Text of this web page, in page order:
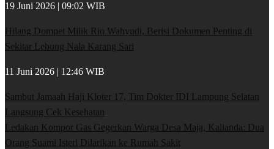
19 Juni 2026 | 09:02 WIB
Hilang Dompet Milik Rio Wahyudi, Berisi Dokumen Penting di
Sekitar Lebung Nala Karang Sari
11 Juni 2026 | 12:46 WIB
Sambut Jamaah Haji Kloter 17, Tim Dokter IDI Lampung Selatan
Langsung Cek Kesehatan
Ledakan Kompor Gas Gegerkan Warga Desa Maja, Kalianda: Dua
Orang Suami Isteri Dilarikan ke Rumah Sakit